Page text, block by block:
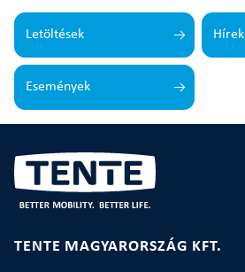
Letöltések Hírek
Események
TENTE MAGYARORSZÁG KFT.